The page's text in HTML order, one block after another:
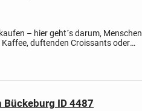
– hier geht´s darum, Menschen
duftenden Croissants oder
ID 4487